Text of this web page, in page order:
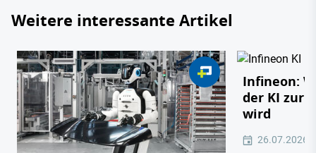
Weitere interessante Artikel
Infineon:
der KI zur
wird
26.07.2026